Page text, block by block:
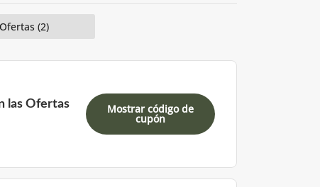
Ofertas (2)
las Ofertas
Mostrar código de
cupón